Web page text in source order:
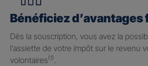
Bénéficiez
Dès la souscription, vous avez la
l’assiette de votre impôt sur le revenu
volontaires(1).